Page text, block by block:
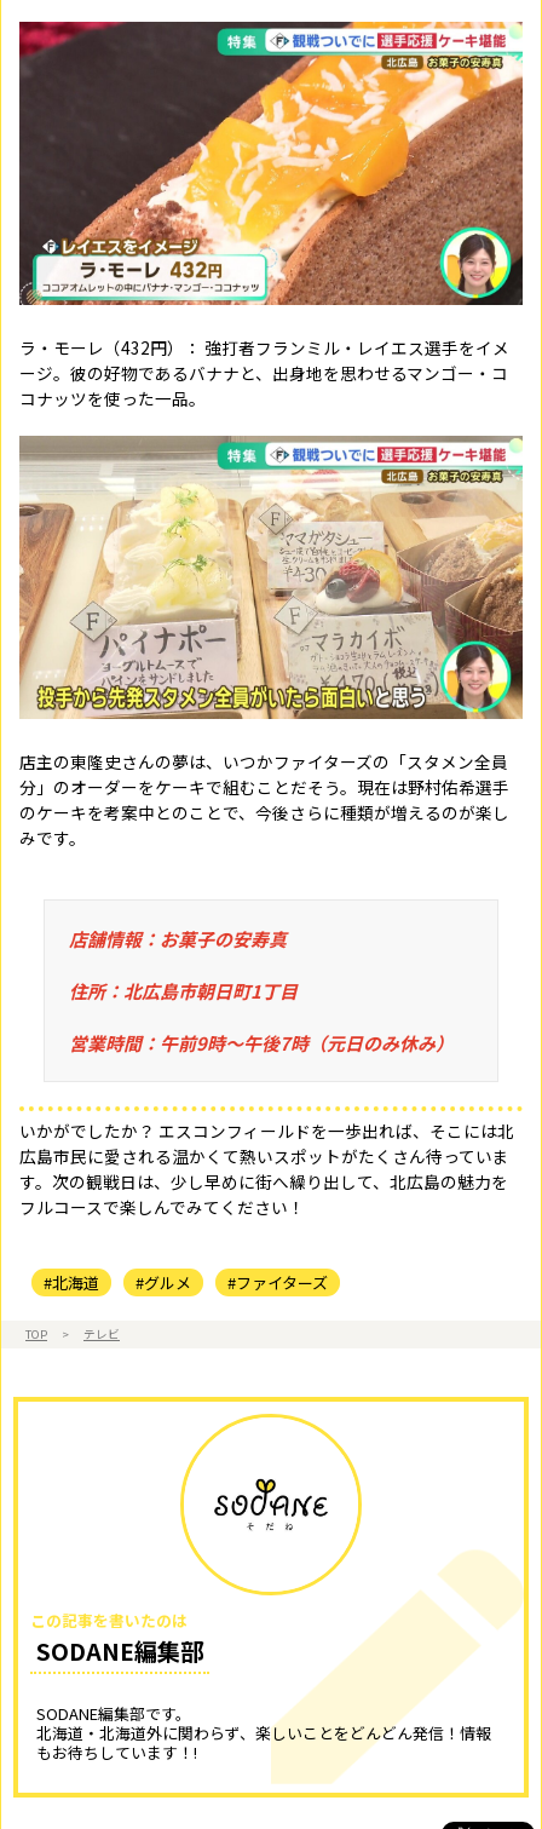
ラ・モーレ（432円）： 強打者フランミル・レイエス選手をイメ
ージ。彼の好物であるバナナと、出身地を思わせるマンゴー・コ
コナッツを使った一品。
店主の東隆史さんの夢は、いつかファイターズの「スタメン全員
分」のオーダーをケーキで組むことだそう。現在は野村佑希選手
のケーキを考案中とのことで、今後さらに種類が増えるのが楽し
みです。
店舗情報：お菓子の安寿真
住所：北広島市朝日町1丁目
営業時間：午前9時〜午後7時（元日のみ休み）
いかがでしたか？ エスコンフィールドを一歩出れば、そこには北
広島市民に愛される温かくて熱いスポットがたくさん待っていま
す。次の観戦日は、少し早めに街へ繰り出して、北広島の魅力を
フルコースで楽しんでみてください！
#北海道 #グルメ #ファイターズ
TOP > テレビ
この記事を書いたのは
SODANE編集部
SODANE編集部です。
北海道・北海道外に関わらず、楽しいことをどんどん発信！情報
もお待ちしています！!